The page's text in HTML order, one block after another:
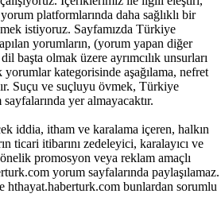
platformlarında daha sağlıklı bir
istiyoruz. Sayfamızda Türkiye
yorumların, (yorum yapan diğer
başta olmak üzere ayrımcılık unsurları
kategorisinde aşağılama, nefret
Suçu ve suçluyu övmek, Türkiye
yer almayacaktır.
iddia, itham ve karalama içeren, halkın
ticari itibarını zedeleyici, karalayıcı ve
promosyon veya reklam amaçlı
yorum sayfalarında paylaşılamaz.
hthayat.haberturk.com bunlardan sorumlu